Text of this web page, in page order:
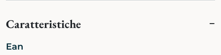
Caratteristiche
Ean